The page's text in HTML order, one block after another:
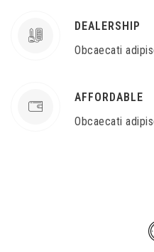
DEALERSHIP
Obcaecati
AFFORDABLE
Obcaecati